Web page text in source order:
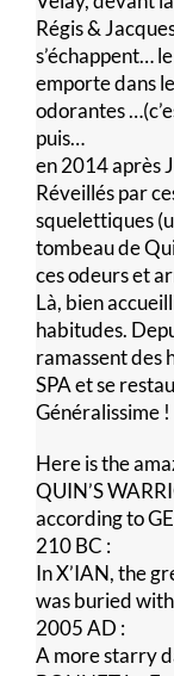
Régis &
s’échappent…
emporte dans
odorantes
puis…
en 2014 après
Réveillés par
squelettiques
tombeau de
ces odeurs et
Là, bien
habitudes.
ramassent des
SPA et se
Généralissime !
Here is the
QUIN’S
according to
210 BC :
In X’IAN, the
was buried
2005 AD :
A more starry